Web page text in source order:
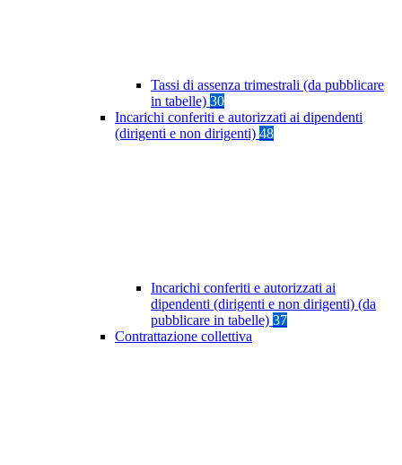
Tassi di assenza trimestrali (da pubblicare
in tabelle) 30
Incarichi conferiti e autorizzati ai dipendenti
(dirigenti e non dirigenti) 48
Incarichi conferiti e autorizzati ai
dipendenti (dirigenti e non dirigenti) (da
pubblicare in tabelle) 37
Contrattazione collettiva